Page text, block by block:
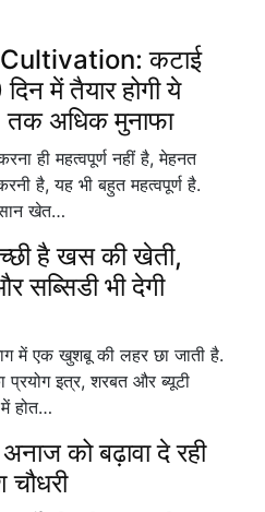
कटाई
में तैयार होगी ये
अधिक मुनाफा
ही महत्वपूर्ण नहीं है, मेहनत
है, यह भी बहुत महत्वपूर्ण है.
खेत…
है खस की खेती,
सब्सिडी भी देगी
में एक खुशबू की लहर छा जाती है.
प्रयोग इत्र, शरबत और ब्यूटी
होत…
को बढ़ावा दे रही